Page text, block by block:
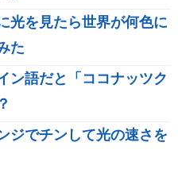
光を見たら世界が何色に
た
ン語だと「ココナッツク
ジでチンして光の速さを